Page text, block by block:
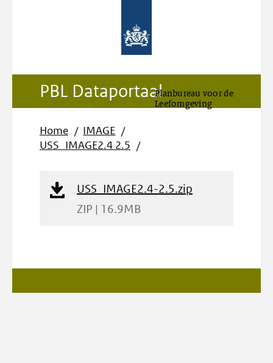
Planbureau voor de
Leefomgeving
PBL Dataportaal
Home
IMAGE
USS_IMAGE2.4 2.5
Bestand
Download
USS_IMAGE2.4-2.5.zip
ZIP | 16.9MB